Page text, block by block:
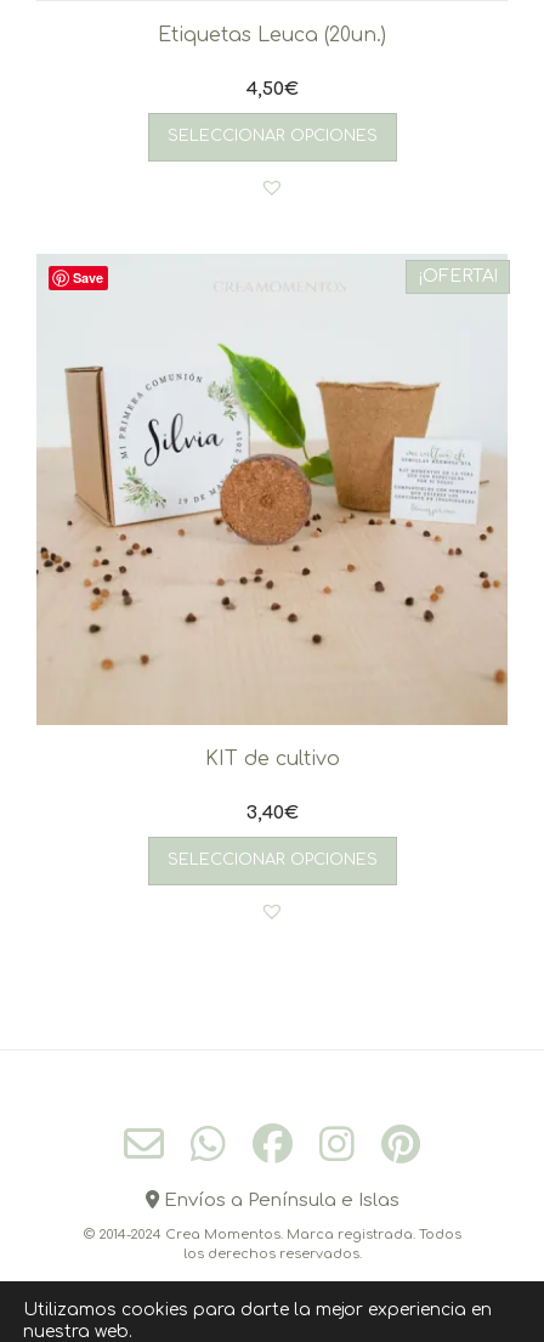
Etiquetas Leuca (20un.)
4,50€
SELECCIONAR OPCIONES
Save ¡OFERTA!
KIT de cultivo
3,40€
SELECCIONAR OPCIONES
Envíos a Península e Islas
© 2014-2024 Crea Momentos. Marca registrada. Todos
los derechos reservados.
Utilizamos cookies para darte la mejor experiencia en
nuestra web.